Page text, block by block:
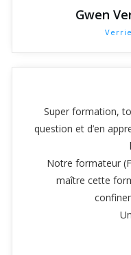
Gwen
Super formation,
question et d’en
Notre formateur
maître cette